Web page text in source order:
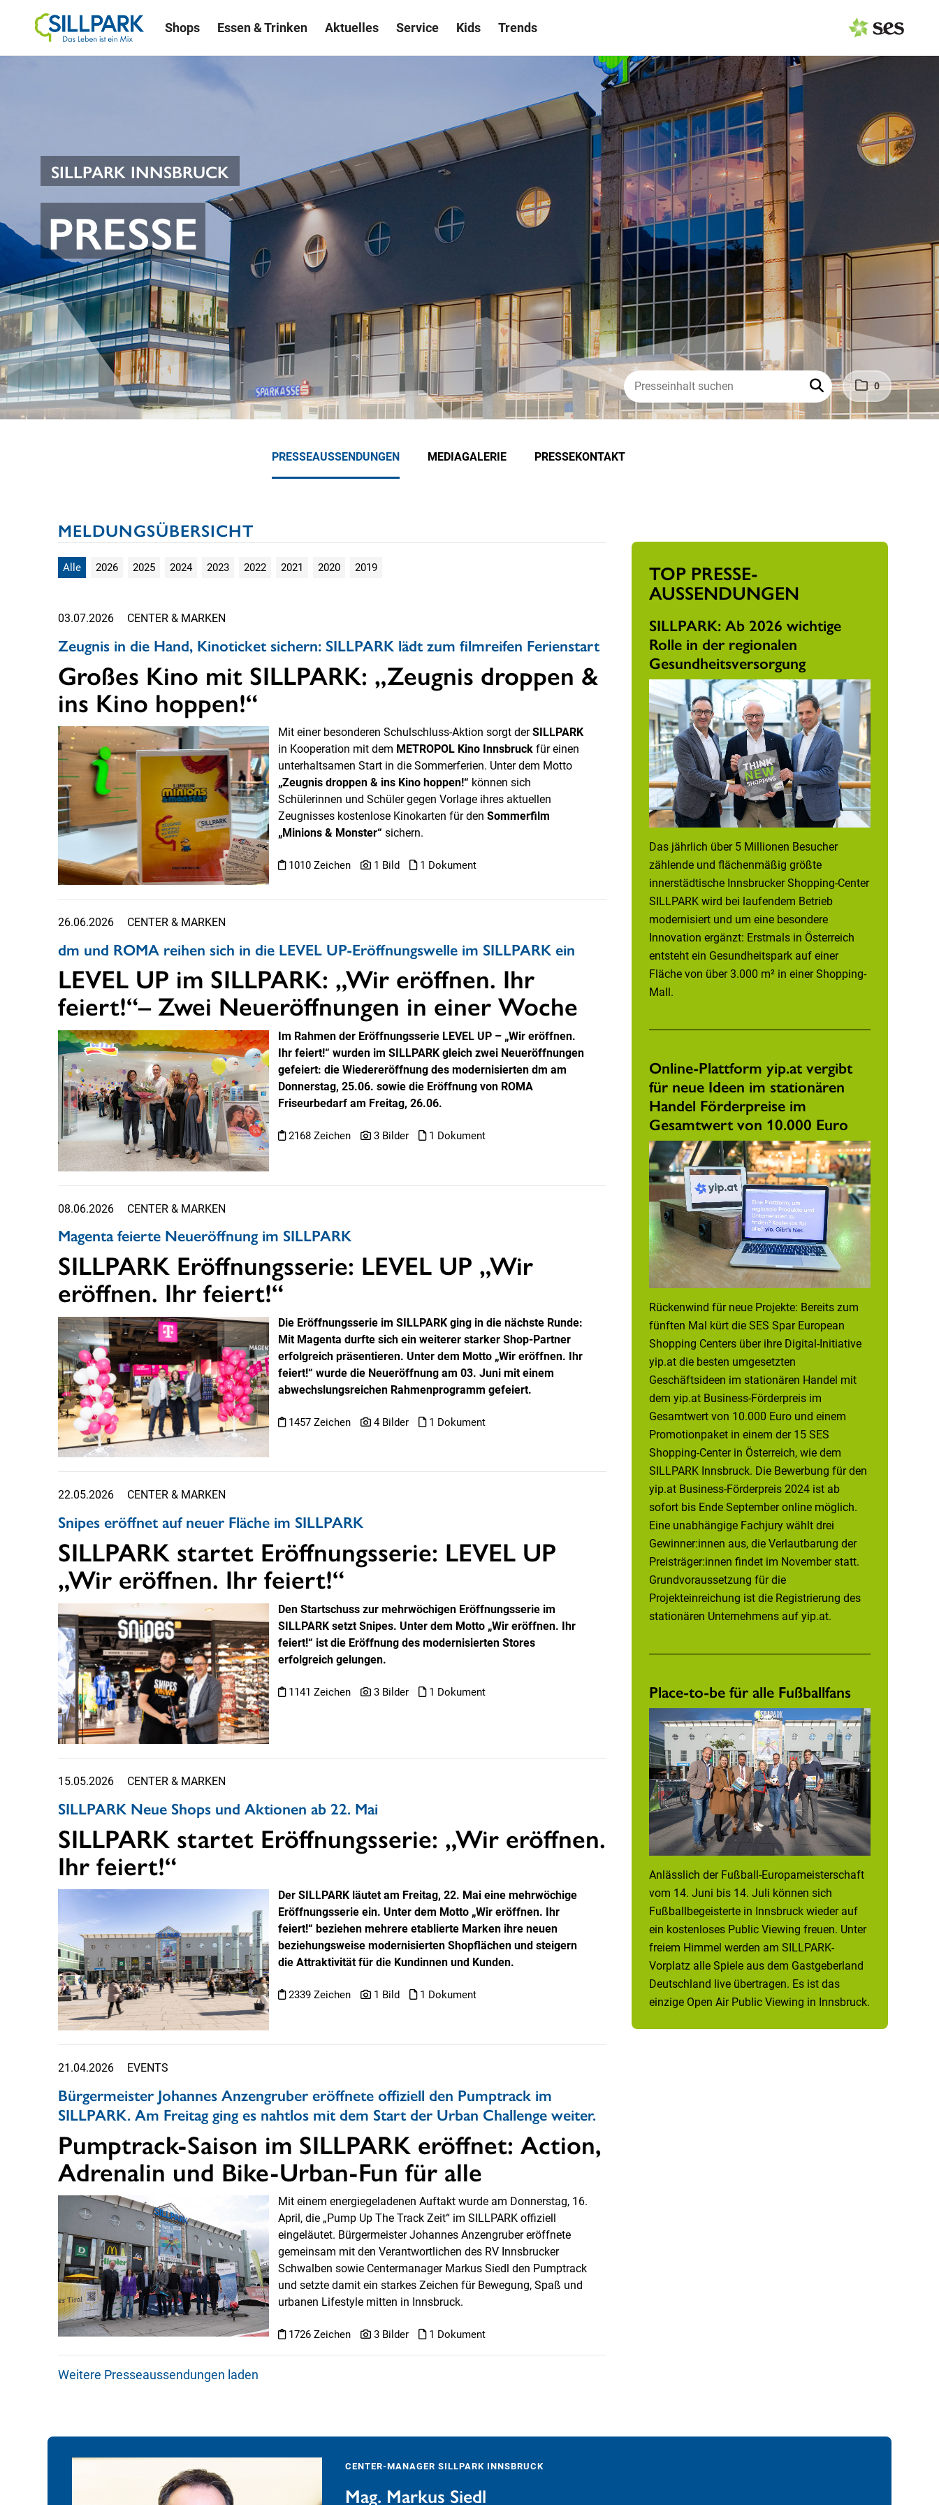
Shops Essen & Trinken Aktuelles Service Kids Trends
0
SILLPARK INNSBRUCK
PRESSE
PRESSEAUSSENDUNGEN MEDIAGALERIE PRESSEKONTAKT
MELDUNGSÜBERSICHT
Alle 2026 2025 2024 2023 2022 2021 2020 2019
03.07.2026 CENTER & MARKEN
Zeugnis in die Hand, Kinoticket sichern: SILLPARK lädt zum filmreifen Ferienstart
Großes Kino mit SILLPARK: „Zeugnis droppen &
ins Kino hoppen!“
Mit einer besonderen Schulschluss-Aktion sorgt derSILLPARK
in Kooperation mit dem METROPOL Kino Innsbruck für einen
unterhaltsamen Start in die Sommerferien. Unter dem Motto
„Zeugnis droppen & ins Kino hoppen!“ können sich
Schülerinnen und Schüler gegen Vorlage ihres aktuellen
Zeugnisses kostenlose Kinokarten für denSommerfilm
„Minions & Monster“ sichern.
1010 Zeichen 1 Bild 1 Dokument
26.06.2026 CENTER & MARKEN
dm und ROMA reihen sich in die LEVEL UP-Eröffnungswelle im SILLPARK ein
LEVEL UP im SILLPARK: „Wir eröffnen. Ihr
feiert!“– Zwei Neueröffnungen in einer Woche
Im Rahmen der Eröffnungsserie LEVEL UP – „Wir eröffnen.
Ihr feiert!“ wurden im SILLPARK gleich zwei Neueröffnungen
gefeiert: die Wiedereröffnung des modernisierten dm am
Donnerstag, 25.06. sowie die Eröffnung von ROMA
Friseurbedarf am Freitag, 26.06.
2168 Zeichen 3 Bilder 1 Dokument
08.06.2026 CENTER & MARKEN
Magenta feierte Neueröffnung im SILLPARK
SILLPARK Eröffnungsserie: LEVEL UP „Wir
eröffnen. Ihr feiert!“
Die Eröffnungsserie im SILLPARK ging in die nächste Runde:
Mit Magenta durfte sich ein weiterer starker Shop-Partner
erfolgreich präsentieren. Unter dem Motto „Wir eröffnen. Ihr
feiert!“ wurde die Neueröffnung am 03. Juni mit einem
abwechslungsreichen Rahmenprogramm gefeiert.
1457 Zeichen 4 Bilder 1 Dokument
22.05.2026 CENTER & MARKEN
Snipes eröffnet auf neuer Fläche im SILLPARK
SILLPARK startet Eröffnungsserie: LEVEL UP
„Wir eröffnen. Ihr feiert!“
Den Startschuss zur mehrwöchigen Eröffnungsserie im
SILLPARK setzt Snipes. Unter dem Motto „Wir eröffnen. Ihr
feiert!“ ist die Eröffnung des modernisierten Stores
erfolgreich gelungen.
1141 Zeichen 3 Bilder 1 Dokument
15.05.2026 CENTER & MARKEN
SILLPARK Neue Shops und Aktionen ab 22. Mai
SILLPARK startet Eröffnungsserie: „Wir eröffnen.
Ihr feiert!“
Der SILLPARK läutet am Freitag, 22. Mai eine mehrwöchige
Eröffnungsserie ein. Unter dem Motto „Wir eröffnen. Ihr
feiert!“ beziehen mehrere etablierte Marken ihre neuen
beziehungsweise modernisierten Shopflächen und steigern
die Attraktivität für die Kundinnen und Kunden.
2339 Zeichen 1 Bild 1 Dokument
21.04.2026 EVENTS
Bürgermeister Johannes Anzengruber eröffnete offiziell den Pumptrack im
SILLPARK. Am Freitag ging es nahtlos mit dem Start der Urban Challenge weiter.
Pumptrack-Saison im SILLPARK eröffnet: Action,
Adrenalin und Bike-Urban-Fun für alle
Mit einem energiegeladenen Auftakt wurde am Donnerstag, 16.
April, die „Pump Up The Track Zeit“ im SILLPARK offiziell
eingeläutet. Bürgermeister Johannes Anzengruber eröffnete
gemeinsam mit den Verantwortlichen des RV Innsbrucker
Schwalben sowie Centermanager Markus Siedl den Pumptrack
und setzte damit ein starkes Zeichen für Bewegung, Spaß und
urbanen Lifestyle mitten in Innsbruck.
1726 Zeichen 3 Bilder 1 Dokument
Weitere Presseaussendungen laden
TOP PRESSE­
AUSSENDUNGEN
SILLPARK: Ab 2026 wichtige
Rolle in der regionalen
Gesundheitsversorgung
Das jährlich über 5 Millionen Besucher
zählende und flächenmäßig größte
innerstädtische Innsbrucker Shopping-Center
SILLPARK wird bei laufendem Betrieb
modernisiert und um eine besondere
Innovation ergänzt: Erstmals in Österreich
entsteht ein Gesundheitspark auf einer
Fläche von über 3.000 m² in einer Shopping-
Mall.
Online-Plattform yip.at vergibt
für neue Ideen im stationären
Handel Förderpreise im
Gesamtwert von 10.000 Euro
Rückenwind für neue Projekte: Bereits zum
fünften Mal kürt die SES Spar European
Shopping Centers über ihre Digital-Initiative
yip.at die besten umgesetzten
Geschäftsideen im stationären Handel mit
dem yip.at Business-Förderpreis im
Gesamtwert von 10.000 Euro und einem
Promotionpaket in einem der 15 SES
Shopping-Center in Österreich, wie dem
SILLPARK Innsbruck. Die Bewerbung für den
yip.at Business-Förderpreis 2024 ist ab
sofort bis Ende September online möglich.
Eine unabhängige Fachjury wählt drei
Gewinner:innen aus, die Verlautbarung der
Preisträger:innen findet im November statt.
Grundvoraussetzung für die
Projekteinreichung ist die Registrierung des
stationären Unternehmens auf yip.at.
Place-to-be für alle Fußballfans
Anlässlich der Fußball-Europameisterschaft
vom 14. Juni bis 14. Juli können sich
Fußballbegeisterte in Innsbruck wieder auf
ein kostenloses Public Viewing freuen. Unter
freiem Himmel werden am SILLPARK-
Vorplatz alle Spiele aus dem Gastgeberland
Deutschland live übertragen. Es ist das
einzige Open Air Public Viewing in Innsbruck.
CENTER-MANAGER SILLPARK INNSBRUCK
Mag. Markus Siedl